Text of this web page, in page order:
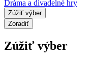
Dráma a divadelné hry
Zúžiť výber
Zoradiť
Zúžiť výber